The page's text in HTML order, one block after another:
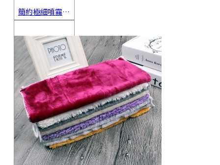
簡約極細噴霧瓶 旅行分裝瓶 保養品分裝 酒精噴霧瓶 小噴壺 香水瓶 隨身瓶